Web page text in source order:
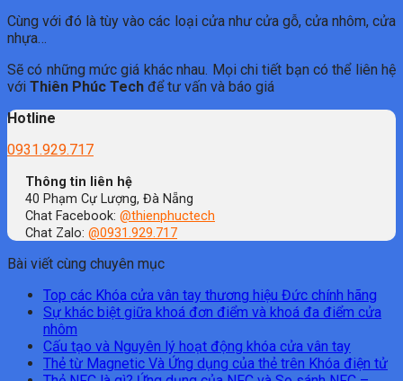
Cùng với đó là tùy vào các loại cửa như cửa gỗ, cửa nhôm, cửa
nhựa…
Sẽ có những mức giá khác nhau. Mọi chi tiết bạn có thể liên hệ
với Thiên Phúc Tech để tư vấn và báo giá
Hotline
0931.929.717
Thông tin liên hệ
40 Phạm Cự Lượng, Đà Nẵng
Chat Facebook: @thienphuctech
Chat Zalo: @0931.929.717
Bài viết cùng chuyên mục
Top các Khóa cửa vân tay thương hiệu Đức chính hãng
Sự khác biệt giữa khoá đơn điểm và khoá đa điểm cửa
nhôm
Cấu tạo và Nguyên lý hoạt động khóa cửa vân tay
Thẻ từ Magnetic Và Ứng dụng của thẻ trên Khóa điện tử